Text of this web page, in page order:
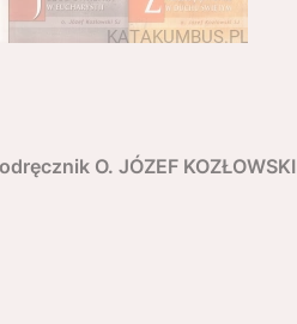
O. JÓZEF KOZŁOWSKI